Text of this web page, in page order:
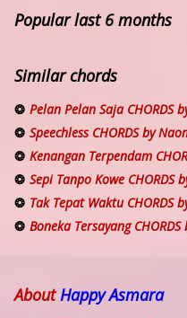
Popular last 6 months
Similar chords
Pelan Pelan Saja CHORDS
Speechless CHORDS by
Kenangan Terpendam
Sepi Tanpo Kowe CHORDS
Tak Tepat Waktu CHORDS
Boneka Tersayang CHORDS
AboutHappy Asmara